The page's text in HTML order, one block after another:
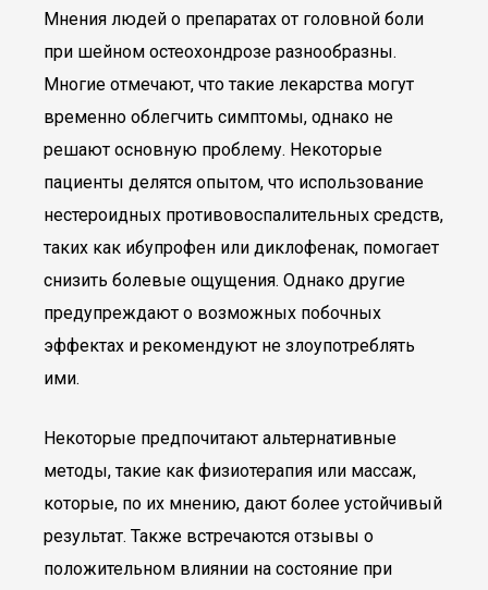
Мнения людей о препаратах от головной боли
при шейном остеохондрозе разнообразны.
Многие отмечают, что такие лекарства могут
временно облегчить симптомы, однако не
решают основную проблему. Некоторые
пациенты делятся опытом, что использование
нестероидных противовоспалительных средств,
таких как ибупрофен или диклофенак, помогает
снизить болевые ощущения. Однако другие
предупреждают о возможных побочных
эффектах и рекомендуют не злоупотреблять
ими.
Некоторые предпочитают альтернативные
методы, такие как физиотерапия или массаж,
которые, по их мнению, дают более устойчивый
результат. Также встречаются отзывы о
положительном влиянии на состояние при